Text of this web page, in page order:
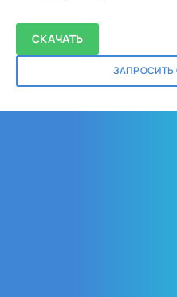
СКАЧАТЬ
ЗАПРОСИТЬ